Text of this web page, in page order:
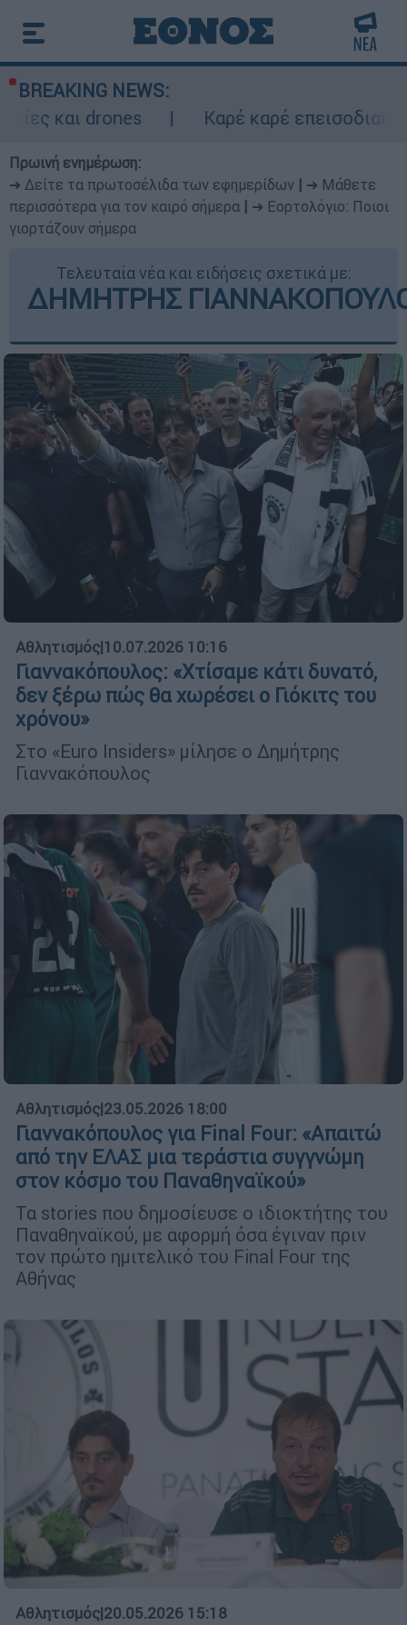
BREAKING NEWS:
Καρέ καρέ επεισοδιακή
Πρωινή ενημέρωση:
➔ Δείτε τα πρωτοσέλιδα των εφημερίδων
➔ Μάθετε
περισσότερα για τον καιρό σήμερα
➔ Εορτολόγιο: Ποιοι
γιορτάζουν σήμερα
Τελευταία νέα και ειδήσεις σχετικά με:
ΔΗΜΗΤΡΗΣ
Αθλητισμός|10.07.2026 10:16
Γιαννακόπουλος: «Χτίσαμε κάτι δυνατό,
δεν ξέρω πώς θα χωρέσει ο Γιόκιτς του
χρόνου»
Στο «Euro Insiders» μίλησε ο Δημήτρης
Γιαννακόπουλος
Αθλητισμός|23.05.2026 18:00
Γιαννακόπουλος για Final Four: «Απαιτώ
από την ΕΛΑΣ μια τεράστια συγγνώμη
στον κόσμο του Παναθηναϊκού»
Τα stories που δημοσίευσε ο ιδιοκτήτης του
Παναθηναϊκού, με αφορμή όσα έγιναν πριν
τον πρώτο ημιτελικό του Final Four της
Αθήνας
Αθλητισμός|20.05.2026 15:18